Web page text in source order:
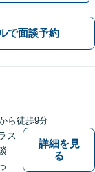
で面談予約
ら徒歩9分
ス
か
詳細を見
る